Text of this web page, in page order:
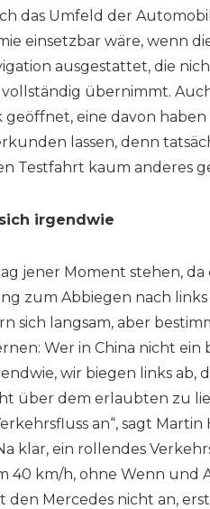
das Umfeld der
einsetzbar wäre, wenn
ausgestattet, die
übernimmt.
geöffnet, eine davon
lassen, denn
Testfahrt kaum anderes
irgendwie
jener Moment stehen,
zum Abbiegen nach
sich langsam, aber
Wer in China nicht ein
wir biegen links ab,
über dem erlaubten zu
an“, sagt
klar, ein rollendes
40 km/h, ohne Wenn und
den Mercedes nicht an,